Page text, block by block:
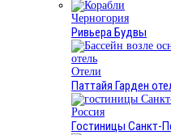
Черногория
Ривьера Будвы
Отели
Паттайя Гарден
Россия
Гостиницы Санкт-